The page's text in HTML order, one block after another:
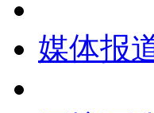
媒体报